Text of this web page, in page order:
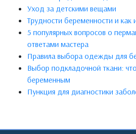
Уход за детскими вещами
Трудности беременности и как
5 популярных вопросов о
ответами мастера
Правила выбора одежды для
Выбор подкладочной ткани:
беременным
Пункция для диагностики